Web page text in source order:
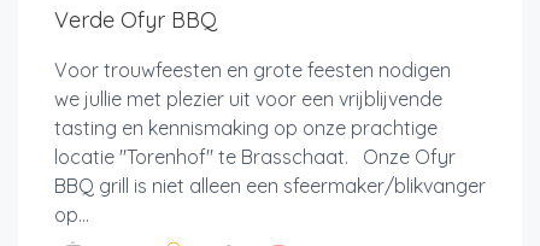
Verde Ofyr BBQ
Voor trouwfeesten en grote feesten nodigen
we jullie met plezier uit voor een vrijblijvende
tasting en kennismaking op onze prachtige
locatie "Torenhof" te Brasschaat. Onze Ofyr
BBQ grill is niet alleen een sfeermaker/blikvanger
op...